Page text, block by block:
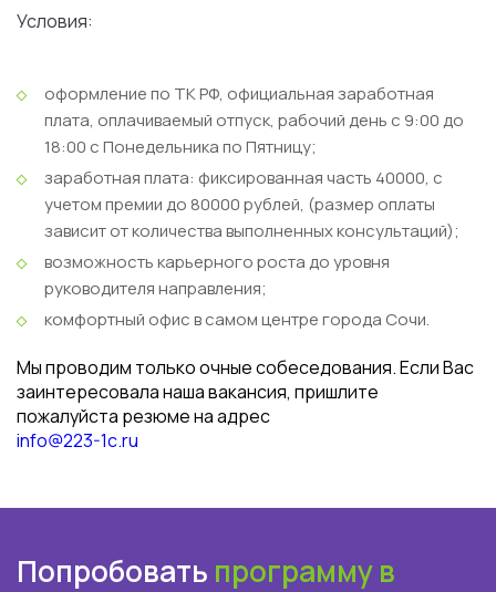
Условия:
оформление по ТК РФ, официальная заработная
плата, оплачиваемый отпуск, рабочий день с 9:00 до
18:00 с Понедельника по Пятницу;
заработная плата: фиксированная часть 40000, с
учетом премии до 80000 рублей, (размер оплаты
зависит от количества выполненных консультаций);
возможность карьерного роста до уровня
руководителя направления;
комфортный офис в самом центре города Сочи.
Мы проводим только очные собеседования. Если Вас
заинтересовала наша вакансия, пришлите
пожалуйста резюме на адрес
info@223-1c.ru
Попробовать программу в